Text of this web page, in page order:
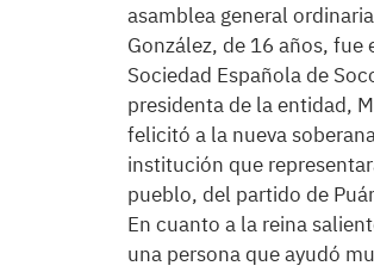
asamblea general
González, de 16 años, fue
Sociedad Española de
presidenta de la entidad,
felicitó a la nueva
institución que
pueblo, del partido de
En cuanto a la reina
una persona que ayudó